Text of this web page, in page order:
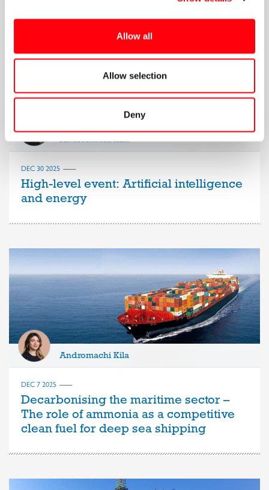
Allow all
Allow selection
Deny
Andromachi Kila
DEC 30 2025
High-level event: Artificial intelligence
and energy
Andromachi Kila
DEC 7 2025
Decarbonising the maritime sector –
The role of ammonia as a competitive
clean fuel for deep sea shipping